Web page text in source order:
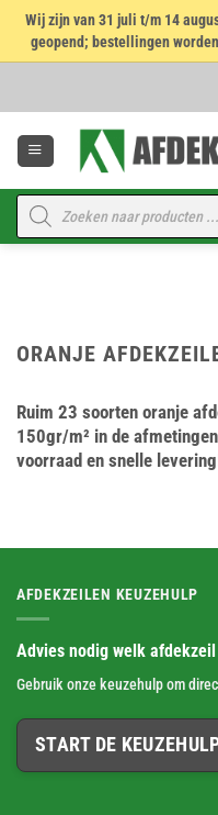
Wij zijn van 31 juli t/m 14
geopend; bestellingen
Producten
zoeken
ORANJE
Ruim 23 soorten oranje
150gr/m² in de
voorraad en snelle
AFDEKZEILEN KEUZEHULP
Advies nodig welk
Gebruik onze keuzehulp om
START DE